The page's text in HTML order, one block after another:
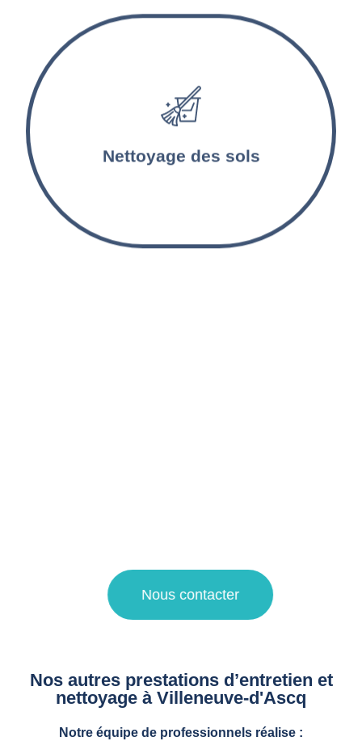
Nettoyage des sols
Les sols sont lavés et désinfectés par nos
agents d’entretien. Les tapis et les moquettes
sont aspirés et nettoyés en profondeur.
Nous contacter
Nos autres prestations d’entretien et
nettoyage à Villeneuve-d'Ascq
Notre équipe de professionnels réalise :